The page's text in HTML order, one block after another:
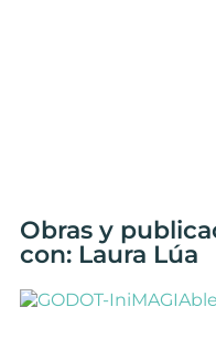
Obras y
con: Laura Lúa